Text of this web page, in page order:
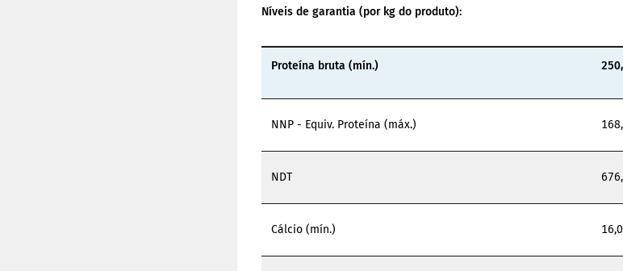
Níveis de garantia (por kg do produto):
Proteína bruta (mín.)
NNP - Equiv. Proteína (máx.)
NDT
Cálcio (mín.)